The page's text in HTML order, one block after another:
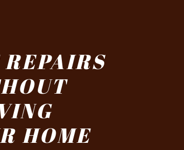
REPAIRS
HOME